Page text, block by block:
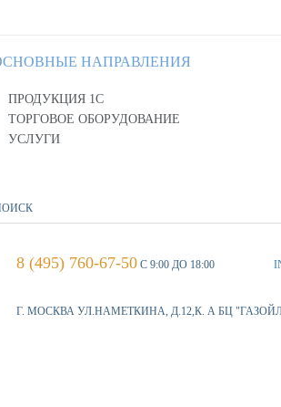
НАПРАВЛЕНИЯ
ПРОДУКЦИЯ 1С
ТОРГОВОЕ ОБОРУДОВАНИЕ
УСЛУГИ
8 (495) 760-67-50 С 9:00 ДО 18:00
Г. МОСКВА УЛ.НАМЕТКИНА, Д.12,К. А БЦ